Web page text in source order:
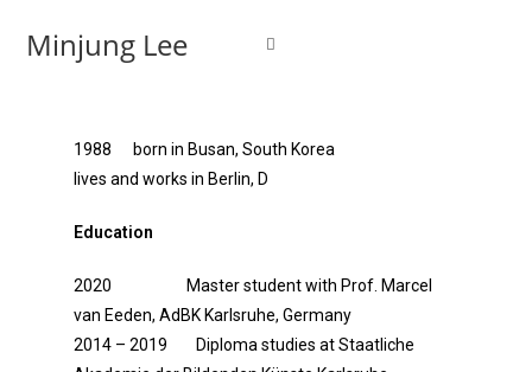
Minjung Lee
1988 born in Busan, South Korea
lives and works in Berlin, D
Education
2020
Master student with Prof. Marcel
van Eeden, AdBK Karlsruhe, Germany
2014 – 2019 Diploma studies at Staatliche